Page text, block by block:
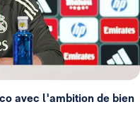
avec l'ambition de bien